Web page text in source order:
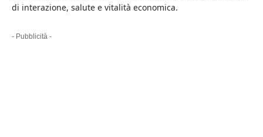
di interazione, salute e vitalità economica.
- Pubblicità -